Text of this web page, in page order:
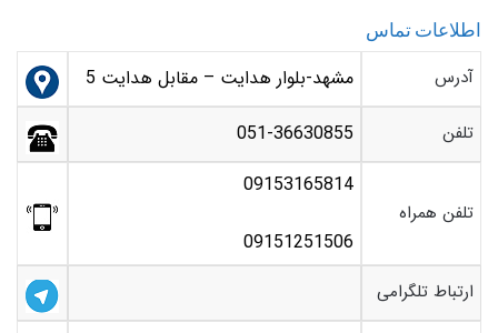
اطلاعات تماس
آدرس مشهد-بلوار هدایت – مقابل هدایت 5
تلفن 051-36630855
تلفن همراه
09153165814
09151251506
ارتباط تلگرامی